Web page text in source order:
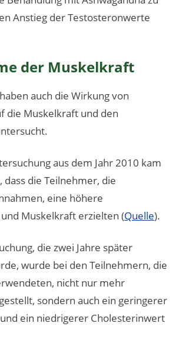
Anstieg der Testosteronwerte
der Muskelkraft
auch die Wirkung von
die Muskelkraft und den
aus dem Jahr 2010 kam
dass die Teilnehmer, die
eine höhere
Muskelkraft erzielten (Quelle).
die zwei Jahre später
wurde bei den Teilnehmern, die
nicht nur mehr
sondern auch ein geringerer
ein niedrigerer Cholesterinwert